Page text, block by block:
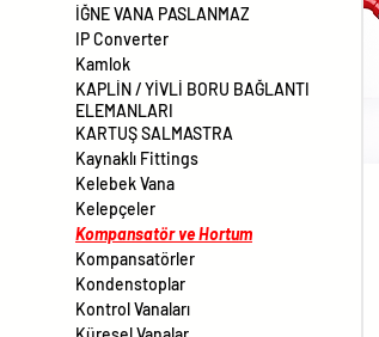
İĞNE VANA PASLANMAZ
IP Converter
Kamlok
KAPLİN / YİVLİ BORU BAĞLANTI
ELEMANLARI
KARTUŞ SALMASTRA
Kaynaklı Fittings
Kelebek Vana
Kelepçeler
Kompansatör ve Hortum
Kompansatörler
Kondenstoplar
Kontrol Vanaları